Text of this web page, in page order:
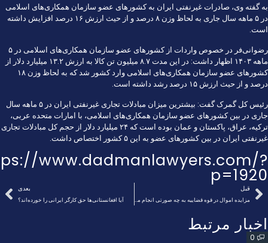
به گفته وی، صادرات غیرنفتی ایران به کشورهای عضو سازمان همکاری‌های اسلامی
در ۵ ماهه سال جاری به لحاظ وزن ۸ درصد و از حیث ارزش ۱۶ درصد افزایش داشته
است.
رضوانی‌فر در خصوص واردات از کشورهای عضو سازمان همکاری‌های اسلامی در ۵
ماهه ۱۴۰۳ اظهار داشت: در این مدت ۸.۷ میلیون تن کالا به ارزش ۱۳.۲ میلیارد دلار از
کشورهای عضو سازمان همکاری‌های اسلامی وارد کشور شد که به لحاظ وزن ۱۸
درصد و از حیث ارزش ۱۵ درصد رشد داشته است.
رئیس کل گمرک گفت: بیشترین میزان مبادلات تجاری غیرنفتی ایران در ۵ ماهه سال
جاری در بین کشورهای عضو سازمان همکاری‌های اسلامی، با امارات متحده عربی،
ترکیه، عراق، پاکستان و عمان بوده است که ۲۴ میلیارد دلار از حجم کل مبادلات تجاری
غیرنفتی ایران در بین کشورهای عضو به این ۵ کشور اختصاص داشت.
www.dadmanlawyers.com/?
p=1920
قبل
مزایده اموال در قوه قضاییه به چه صورتی انجام می‌شود؟
بعدی
آیا افغانستانی‌ها حق کارگر ایرانی را خورده‌اند؟
اخبار مرتبط
0